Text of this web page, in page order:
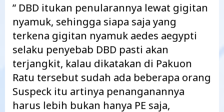
” DBD itukan penularannya lewat gigitan
nyamuk, sehingga siapa saja yang
terkena gigitan nyamuk aedes aegypti
selaku penyebab DBD pasti akan
terjangkit, kalau dikatakan di Pakuon
Ratu tersebut sudah ada beberapa orang
Suspeck itu artinya penanganannya
harus lebih bukan hanya PE saja,